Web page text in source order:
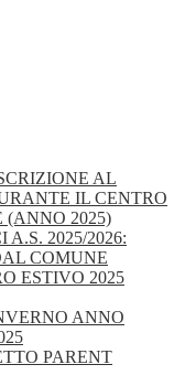
AL
IL CENTRO
(ANNO 2025)
A.S. 2025/2026:
COMUNE
ESTIVO 2025
ANNO
PARENT